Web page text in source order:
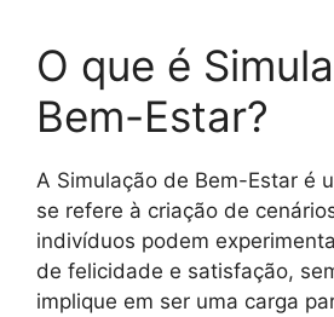
O que é
Bem-Estar?
A Simulação de Bem-Estar é
se refere à criação de
indivíduos podem
de felicidade e satisfação,
implique em ser uma carga